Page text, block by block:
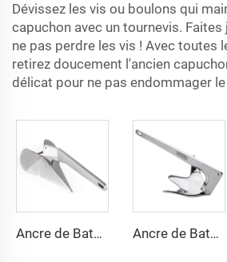
Dévissez les vis ou boulons qui
capuchon avec un tournevis.
ne pas perdre les vis ! Avec toutes
retirez doucement l'ancien
délicat pour ne pas endommager
Ancre de Bateau Style Delta en Acier Inoxydable Marin Grade 316 Ancre de Bateau en Acier Inoxydable Marin Grade 316 Style Bruce